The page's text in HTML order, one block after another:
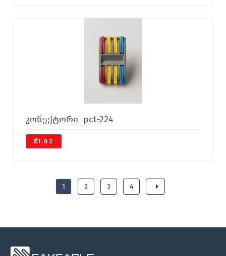
კონექტორი pct-224
₾1.82
1 2 3 4